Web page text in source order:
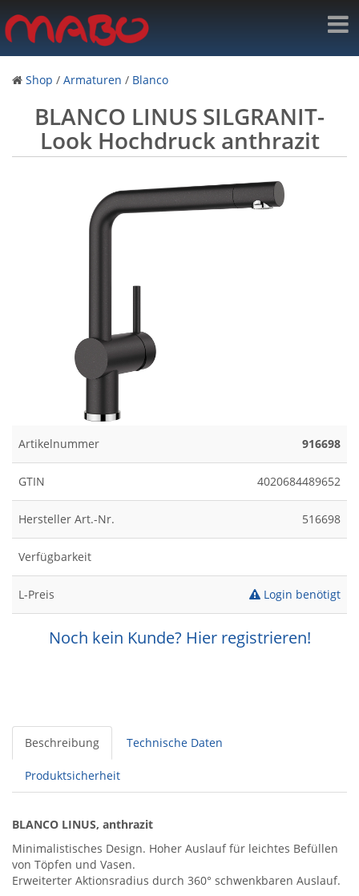
Shop / Armaturen / Blanco
BLANCO LINUS SILGRANIT-
Look Hochdruck anthrazit
Artikelnummer 916698
GTIN 4020684489652
Hersteller Art.-Nr. 516698
Verfügbarkeit
L-Preis Login benötigt
Noch kein Kunde? Hier registrieren!
Beschreibung Technische Daten
Produktsicherheit
BLANCO LINUS, anthrazit
Minimalistisches Design. Hoher Auslauf für leichtes Befüllen
von Töpfen und Vasen.
Erweiterter Aktionsradius durch 360° schwenkbaren Auslauf.